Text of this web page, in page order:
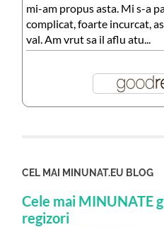
mi-am propus asta. Mi s-a
complicat, foarte incurcat,
val. Am vrut sa il aflu atu...
CEL MAI MINUNAT.EU BLOG
Cele mai MINUNATE
regizori